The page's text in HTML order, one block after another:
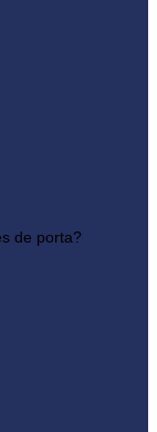
de porta?